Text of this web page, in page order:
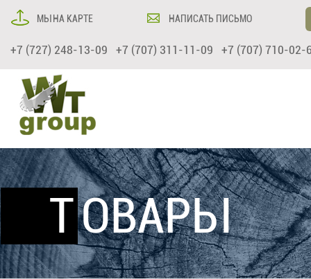
МЫ НА КАРТЕ НАПИСАТЬ ПИСЬМО
+7 (727) 248-13-09 +7 (707) 311-11-09 +7 (707) 710-02-
ТОВАРЫ